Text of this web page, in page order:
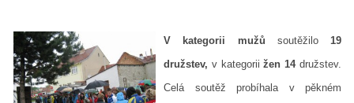
VÝROČNÍ ZPRÁVY
V kategorii mužů soutěžilo 19
družstev, v kategoriižen 14družstev.
Celá soutěž probíhala v pěkném